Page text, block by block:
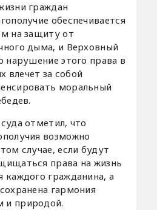
граждан
обеспечивается
на защиту от
дыма, и Верховный
нарушение этого права в
влечет за собой
моральный
отметил, что
возможно
случае, если будут
права на жизнь
каждого гражданина, а
гармония
и природой.